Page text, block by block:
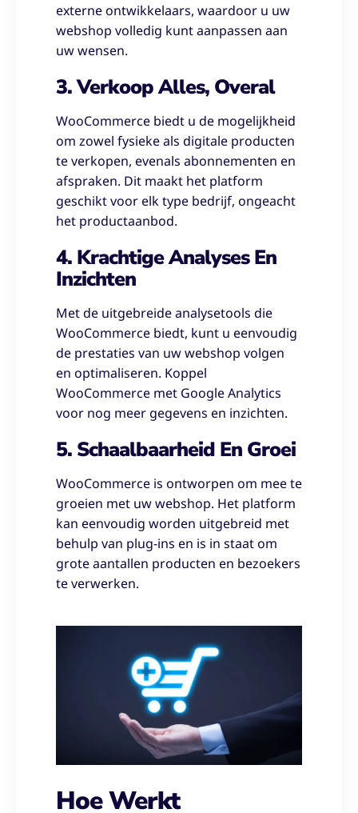
externe ontwikkelaars, waardoor u uw
webshop volledig kunt aanpassen aan
uw wensen.
3. Verkoop Alles, Overal
WooCommerce biedt u de mogelijkheid
om zowel fysieke als digitale producten
te verkopen, evenals abonnementen en
afspraken. Dit maakt het platform
geschikt voor elk type bedrijf, ongeacht
het productaanbod.
4. Krachtige Analyses En
Inzichten
Met de uitgebreide analysetools die
WooCommerce biedt, kunt u eenvoudig
de prestaties van uw webshop volgen
en optimaliseren. Koppel
WooCommerce met Google Analytics
voor nog meer gegevens en inzichten.
5. Schaalbaarheid En Groei
WooCommerce is ontworpen om mee te
groeien met uw webshop. Het platform
kan eenvoudig worden uitgebreid met
behulp van plug-ins en is in staat om
grote aantallen producten en bezoekers
te verwerken.
Hoe Werkt